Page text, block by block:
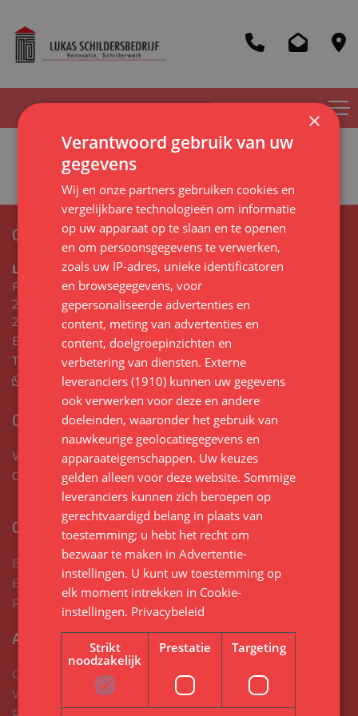
Project 1
CONTACTGEGEVENS
LukasSchildersbedrijf
Flemingstraat 102 C
2041 VL
Zandvoort
E-mail:
Lukasschilderbedrijf@gmail.com
Tel:
06 17671646
Stuur mij een whatsapp bericht
OPENINGSTIJDEN
Wij zijn doordeweeks telefonisch te bereiken tussen
08:00 en 17:00.
ONZE DIENSTEN
Binnenschilderwerk
Buitenschilderwerk
Renovatie
AVG
Cookieverklaring
Wijzig jouw cookievoorkeuren
×
Verantwoord gebruik van uw
gegevens
Wij en onze partners gebruiken cookies en
vergelijkbare technologieën om informatie
op uw apparaat op te slaan en te openen
en om persoonsgegevens te verwerken,
zoals uw IP-adres, unieke identificatoren
en browsegegevens, voor
gepersonaliseerde advertenties en
content, meting van advertenties en
content, doelgroepinzichten en
verbetering van diensten. Externe
leveranciers (1910) kunnen uw gegevens
ook verwerken voor deze en andere
doeleinden, waaronder het gebruik van
nauwkeurige geolocatiegegevens en
apparaateigenschappen. Uw keuzes
gelden alleen voor deze website. Sommige
leveranciers kunnen zich beroepen op
gerechtvaardigd belang in plaats van
toestemming; u hebt het recht om
bezwaar te maken inAdvertentie-
instellingen. U kunt uw toestemming op
elk moment intrekken in Cookie-
instellingen. Privacybeleid
Strikt
noodzakelijk
Prestatie Targeting